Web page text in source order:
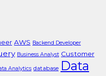
AWS Backend Developer
Business Analyst Customer
Analytics database Data